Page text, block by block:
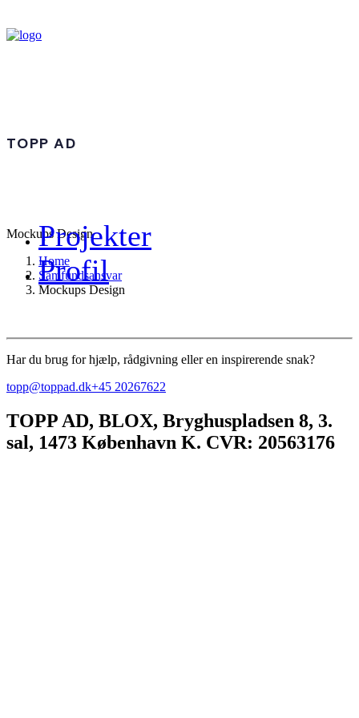
Projekter
Profil
TOPP AD
Mockups Design
Home
Samfundsansvar
Mockups Design
Har du brug for hjælp, rådgivning eller en inspirerende snak?
topp@toppad.dk+45 20267622
TOPP AD, BLOX, Bryghuspladsen 8, 3.
sal, 1473 København K. CVR: 20563176